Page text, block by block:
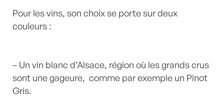
Pour les vins, son choix se porte sur deux
couleurs :
– Un vin blanc d’Alsace, région où les grands crus
sont une gageure, comme par exemple un Pinot
Gris.